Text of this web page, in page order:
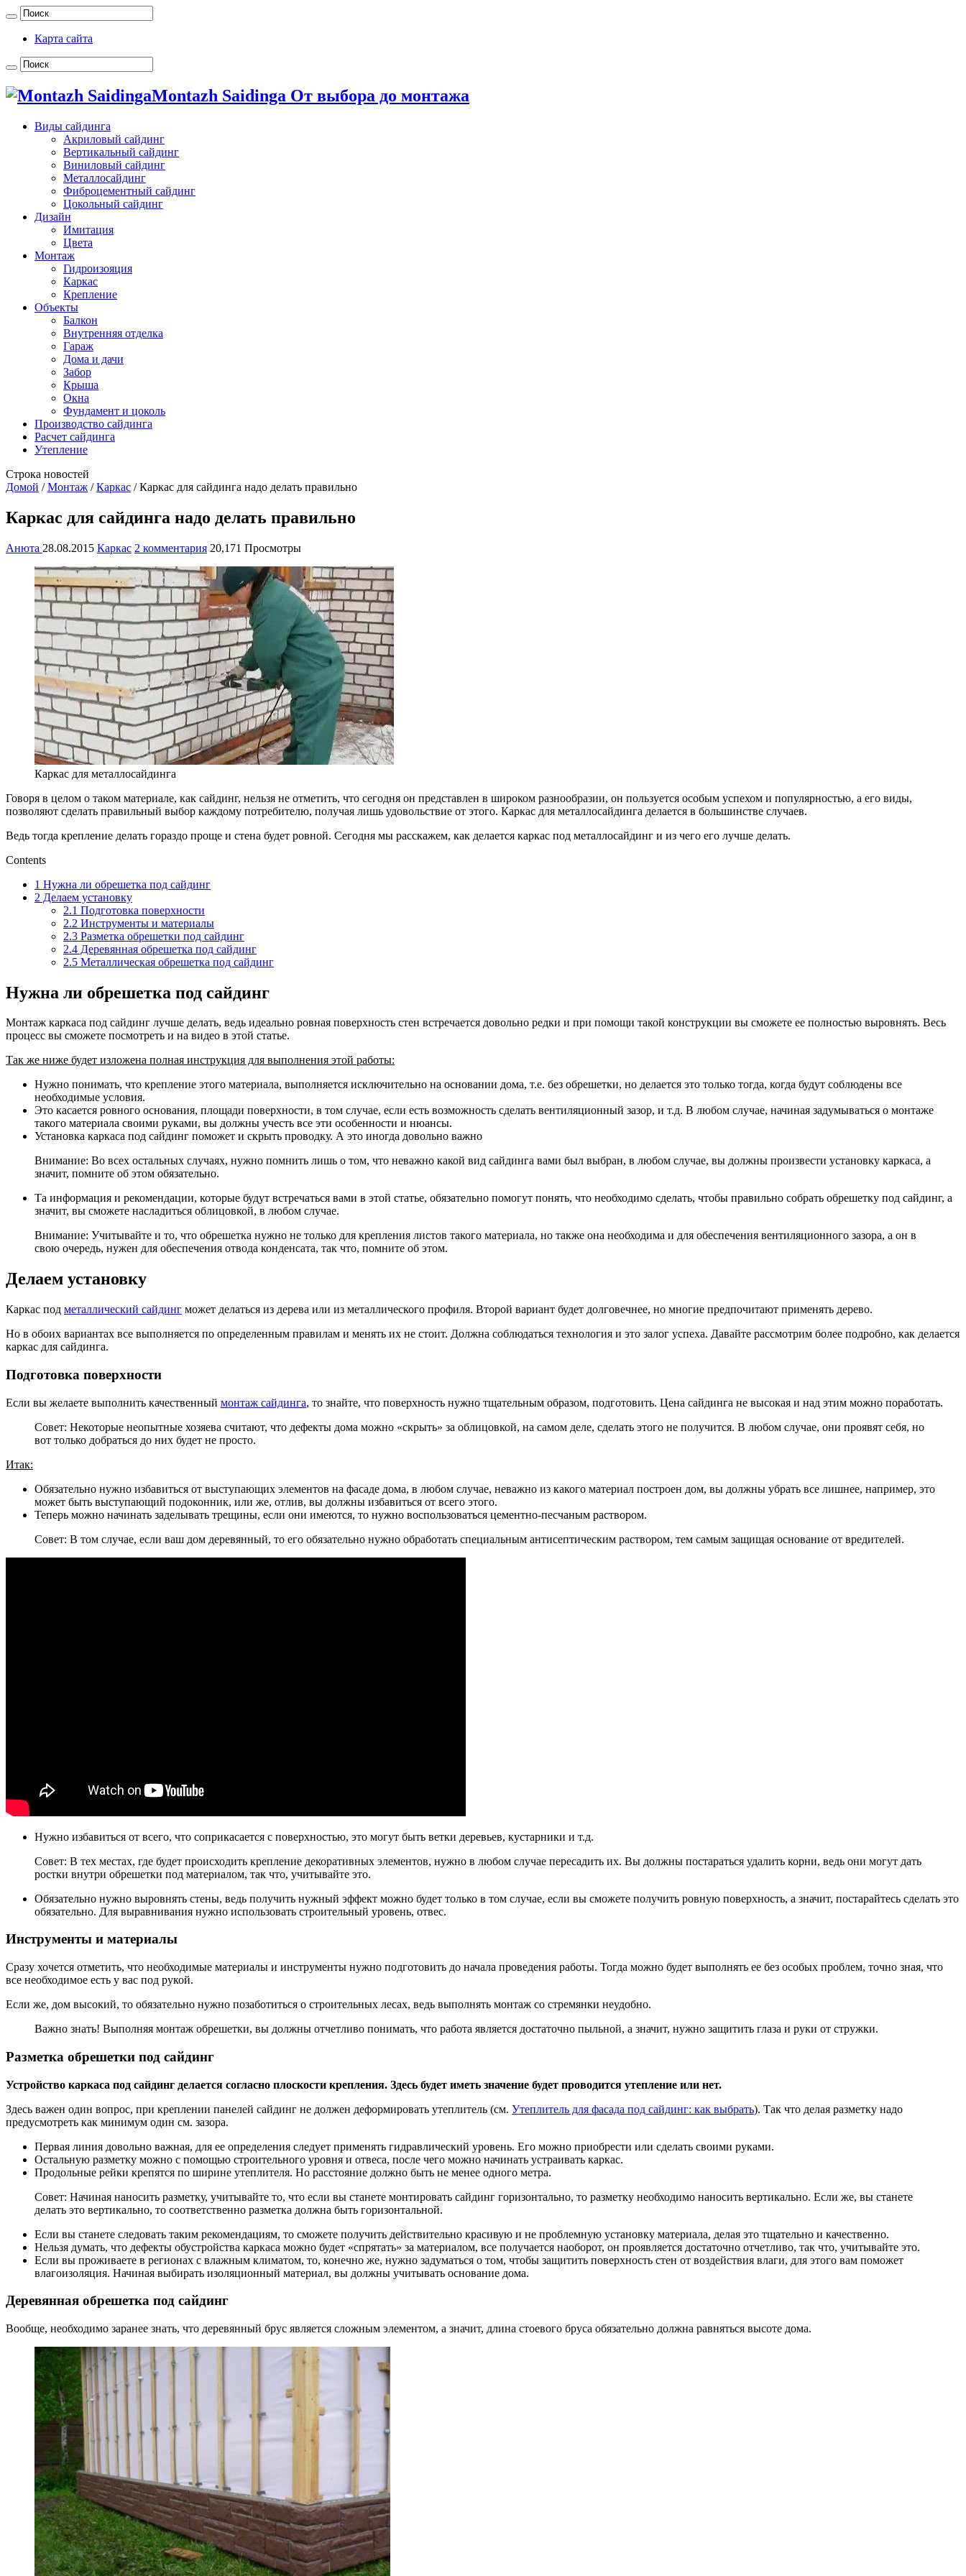
Карта сайта
Montazh Saidinga От выбора до монтажа
Виды сайдинга
Акриловый сайдинг
Вертикальный сайдинг
Виниловый сайдинг
Металлосайдинг
Фиброцементный сайдинг
Цокольный сайдинг
Дизайн
Имитация
Цвета
Монтаж
Гидроизояция
Каркас
Крепление
Объекты
Балкон
Внутренняя отделка
Гараж
Дома и дачи
Забор
Крыша
Окна
Фундамент и цоколь
Производство сайдинга
Расчет сайдинга
Утепление
Строка новостей
Домой / Монтаж / Каркас / Каркас для сайдинга надо делать правильно
Каркас для сайдинга надо делать правильно
Анюта 28.08.2015 Каркас 2 комментария 20,171 Просмотры
Каркас для металлосайдинга
Говоря в целом о таком материале, как сайдинг, нельзя не отметить, что сегодня он представлен в широком разнообразии, он пользуется особым успехом и популярностью, а его виды,
позволяют сделать правильный выбор каждому потребителю, получая лишь удовольствие от этого. Каркас для металлосайдинга делается в большинстве случаев.
Ведь тогда крепление делать гораздо проще и стена будет ровной. Сегодня мы расскажем, как делается каркас под металлосайдинг и из чего его лучше делать.
Contents
1 Нужна ли обрешетка под сайдинг
2 Делаем установку
2.1 Подготовка поверхности
2.2 Инструменты и материалы
2.3 Разметка обрешетки под сайдинг
2.4 Деревянная обрешетка под сайдинг
2.5 Металлическая обрешетка под сайдинг
Нужна ли обрешетка под сайдинг
Монтаж каркаса под сайдинг лучше делать, ведь идеально ровная поверхность стен встречается довольно редки и при помощи такой конструкции вы сможете ее полностью выровнять. Весь
процесс вы сможете посмотреть и на видео в этой статье.
Так же ниже будет изложена полная инструкция для выполнения этой работы:
Нужно понимать, что крепление этого материала, выполняется исключительно на основании дома, т.е. без обрешетки, но делается это только тогда, когда будут соблюдены все
необходимые условия.
Это касается ровного основания, площади поверхности, в том случае, если есть возможность сделать вентиляционный зазор, и т.д. В любом случае, начиная задумываться о монтаже
такого материала своими руками, вы должны учесть все эти особенности и нюансы.
Установка каркаса под сайдинг поможет и скрыть проводку. А это иногда довольно важно
Внимание: Во всех остальных случаях, нужно помнить лишь о том, что неважно какой вид сайдинга вами был выбран, в любом случае, вы должны произвести установку каркаса, а
значит, помните об этом обязательно.
Та информация и рекомендации, которые будут встречаться вами в этой статье, обязательно помогут понять, что необходимо сделать, чтобы правильно собрать обрешетку под сайдинг, а
значит, вы сможете насладиться облицовкой, в любом случае.
Внимание: Учитывайте и то, что обрешетка нужно не только для крепления листов такого материала, но также она необходима и для обеспечения вентиляционного зазора, а он в
свою очередь, нужен для обеспечения отвода конденсата, так что, помните об этом.
Делаем установку
Каркас под металлический сайдинг может делаться из дерева или из металлического профиля. Второй вариант будет долговечнее, но многие предпочитают применять дерево.
Но в обоих вариантах все выполняется по определенным правилам и менять их не стоит. Должна соблюдаться технология и это залог успеха. Давайте рассмотрим более подробно, как делается
каркас для сайдинга.
Подготовка поверхности
Если вы желаете выполнить качественный монтаж сайдинга, то знайте, что поверхность нужно тщательным образом, подготовить. Цена сайдинга не высокая и над этим можно поработать.
Совет: Некоторые неопытные хозяева считают, что дефекты дома можно «скрыть» за облицовкой, на самом деле, сделать этого не получится. В любом случае, они проявят себя, но
вот только добраться до них будет не просто.
Итак:
Обязательно нужно избавиться от выступающих элементов на фасаде дома, в любом случае, неважно из какого материал построен дом, вы должны убрать все лишнее, например, это
может быть выступающий подоконник, или же, отлив, вы должны избавиться от всего этого.
Теперь можно начинать заделывать трещины, если они имеются, то нужно воспользоваться цементно-песчаным раствором.
Совет: В том случае, если ваш дом деревянный, то его обязательно нужно обработать специальным антисептическим раствором, тем самым защищая основание от вредителей.
Нужно избавиться от всего, что соприкасается с поверхностью, это могут быть ветки деревьев, кустарники и т.д.
Совет: В тех местах, где будет происходить крепление декоративных элементов, нужно в любом случае пересадить их. Вы должны постараться удалить корни, ведь они могут дать
ростки внутри обрешетки под материалом, так что, учитывайте это.
Обязательно нужно выровнять стены, ведь получить нужный эффект можно будет только в том случае, если вы сможете получить ровную поверхность, а значит, постарайтесь сделать это
обязательно. Для выравнивания нужно использовать строительный уровень, отвес.
Инструменты и материалы
Сразу хочется отметить, что необходимые материалы и инструменты нужно подготовить до начала проведения работы. Тогда можно будет выполнять ее без особых проблем, точно зная, что
все необходимое есть у вас под рукой.
Если же, дом высокий, то обязательно нужно позаботиться о строительных лесах, ведь выполнять монтаж со стремянки неудобно.
Важно знать! Выполняя монтаж обрешетки, вы должны отчетливо понимать, что работа является достаточно пыльной, а значит, нужно защитить глаза и руки от стружки.
Разметка обрешетки под сайдинг
Устройство каркаса под сайдинг делается согласно плоскости крепления. Здесь будет иметь значение будет проводится утепление или нет.
Здесь важен один вопрос, при креплении панелей сайдинг не должен деформировать утеплитель (см. Утеплитель для фасада под сайдинг: как выбрать). Так что делая разметку надо
предусмотреть как минимум один см. зазора.
Первая линия довольно важная, для ее определения следует применять гидравлический уровень. Его можно приобрести или сделать своими руками.
Остальную разметку можно с помощью строительного уровня и отвеса, после чего можно начинать устраивать каркас.
Продольные рейки крепятся по ширине утеплителя. Но расстояние должно быть не менее одного метра.
Совет: Начиная наносить разметку, учитывайте то, что если вы станете монтировать сайдинг горизонтально, то разметку необходимо наносить вертикально. Если же, вы станете
делать это вертикально, то соответственно разметка должна быть горизонтальной.
Если вы станете следовать таким рекомендациям, то сможете получить действительно красивую и не проблемную установку материала, делая это тщательно и качественно.
Нельзя думать, что дефекты обустройства каркаса можно будет «спрятать» за материалом, все получается наоборот, он проявляется достаточно отчетливо, так что, учитывайте это.
Если вы проживаете в регионах с влажным климатом, то, конечно же, нужно задуматься о том, чтобы защитить поверхность стен от воздействия влаги, для этого вам поможет
влагоизоляция. Начиная выбирать изоляционный материал, вы должны учитывать основание дома.
Деревянная обрешетка под сайдинг
Вообще, необходимо заранее знать, что деревянный брус является сложным элементом, а значит, длина стоевого бруса обязательно должна равняться высоте дома.